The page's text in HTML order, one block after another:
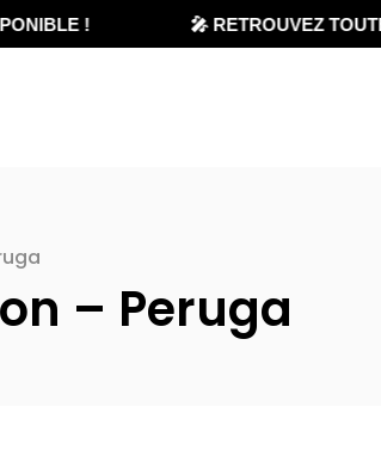
! 🎤 RETROUVEZ
– Peruga